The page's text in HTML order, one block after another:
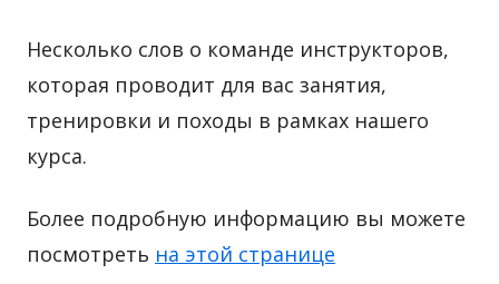
Несколько слов о команде инструкторов,
которая проводит для вас занятия,
тренировки и походы в рамках нашего
курса.
Более подробную информацию вы можете
посмотреть на этой странице